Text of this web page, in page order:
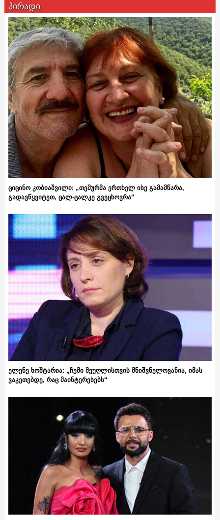
პირადი
ციცინო კობიაშვილი: „თემურმა ერთხელ ისე გამამწარა,
გადავწყვიტეთ, ცალ-ცალკე გვეცხოვრა“
ელენე ხოშტარია: „ჩემი მეუღლისთვის მნიშვნელოვანია, იმას
ვაკეთებდე, რაც მაინტერესებს“